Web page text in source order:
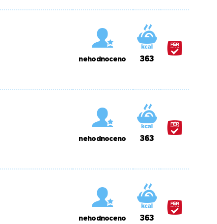
nehodnoceno 363
nehodnoceno 363
nehodnoceno 363